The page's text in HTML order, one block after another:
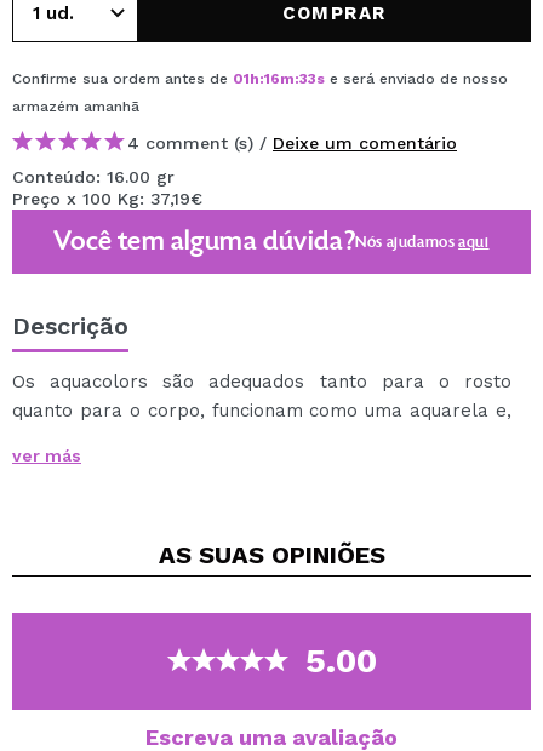
COMPRAR
Confirme sua ordem antes de 01h:16m:32s e será enviado de nosso
armazém amanhã
4 comment (s) / Deixe um comentário
Conteúdo: 16.00 gr
Preço x 100 Kg: 37,19€
Você tem alguma dúvida?Nós ajudamosaqui
Descrição
Os aquacolors são adequados tanto para o rosto
quanto para o corpo, funcionam como uma aquarela e,
iniciantes.
Disponível em uma ampla variedade de tons.
ver más
AS SUAS OPINIÕES
5.00
Escreva uma avaliação